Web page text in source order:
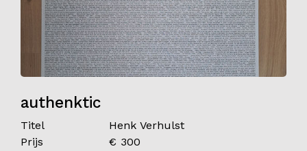
authenktic
Titel
Henk Verhulst
Prijs
€ 300